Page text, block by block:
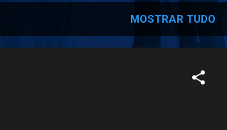
MOSTRAR TUDO